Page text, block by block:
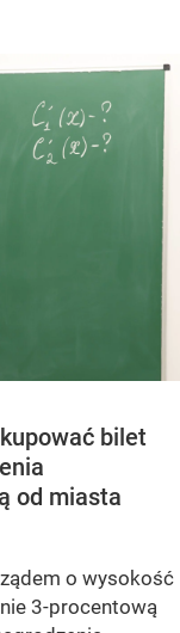
bilet
od miasta
o wysokość
3-procentową